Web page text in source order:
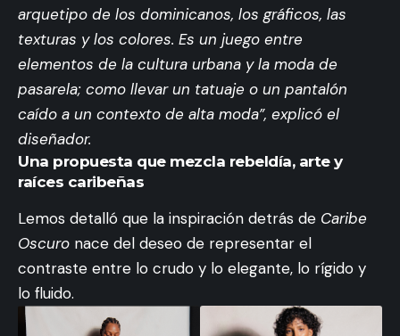
arquetipo de los dominicanos, los gráficos, las
texturas y los colores. Es un juego entre
elementos de la cultura urbana y la moda de
pasarela; como llevar un tatuaje o un pantalón
caído a un contexto de alta moda”, explicó el
diseñador.
Una propuesta que mezcla rebeldía, arte y
raíces caribeñas
Lemos detalló que la inspiración detrás de Caribe
Oscuro nace del deseo de representar el
contraste entre lo crudo y lo elegante, lo rígido y
lo fluido.